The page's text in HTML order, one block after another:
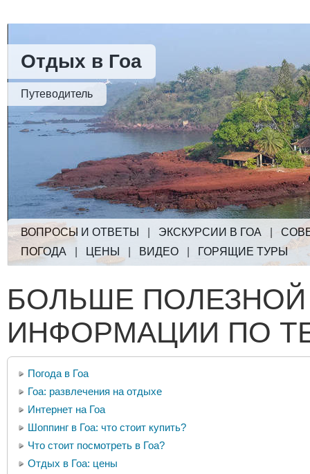
Отдых в Гоа
Путеводитель
ВОПРОСЫ И ОТВЕТЫ ЭКСКУРСИИ В ГОА
ПОГОДА
ЦЕНЫ ВИДЕО ГОРЯЩИЕ ТУРЫ
БОЛЬШЕ ПОЛЕЗНОЙ
ИНФОРМАЦИИ ПО
Погода в Гоа
Гоа: развлечения на отдыхе
Интернет на Гоа
Шоппинг в Гоа: что стоит купить?
Что стоит посмотреть в Гоа?
Отдых в Гоа: цены